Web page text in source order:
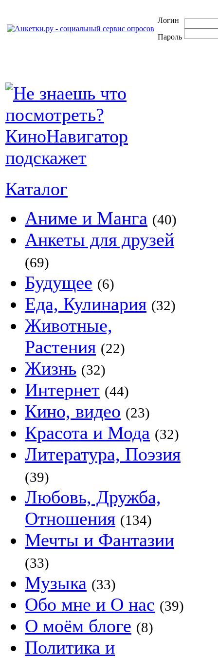
Логин
Пароль
Каталог
Аниме и Манга (40)
Анкеты для друзей
(69)
Будущее (6)
Еда, Кулинария (32)
Животные,
Растения (22)
Жизнь (32)
Интернет (44)
Кино, видео (23)
Красота и Мода (32)
Литература, Поэзия
(39)
Любовь, Дружба,
Отношения (134)
Мечты и Фантазии
(33)
Музыка (33)
Обо мне и О нас (39)
О моём блоге (8)
Политика и